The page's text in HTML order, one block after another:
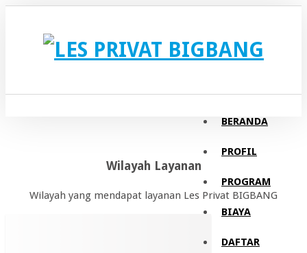
BERANDA
PROFIL
PROGRAM
BIAYA
DAFTAR
Wilayah Layanan
Wilayah yang mendapat layanan Les Privat BIGBANG